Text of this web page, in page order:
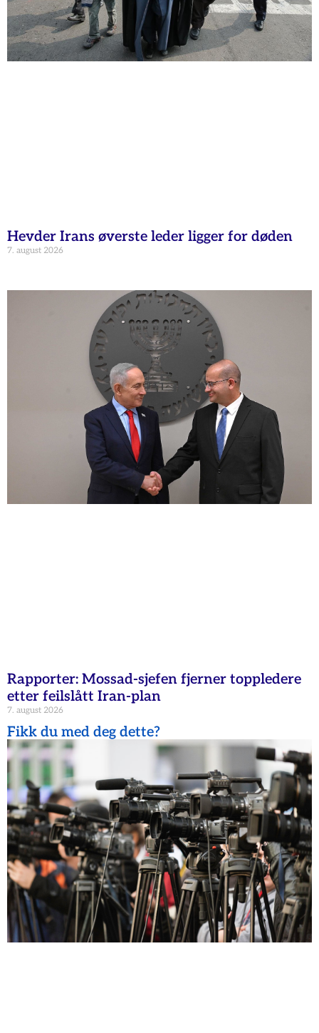
Hevder Irans øverste leder ligger for døden
7. august 2026
Rapporter: Mossad-sjefen fjerner toppledere
etter feilslått Iran-plan
7. august 2026
Fikk du med deg dette?